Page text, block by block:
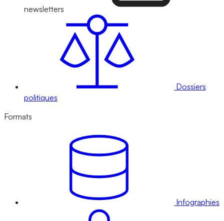
newsletters
Dossiers
politiques
Formats
Infographies